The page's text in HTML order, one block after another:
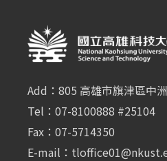
Add：805 高雄市旗津區中
Tel：07-8100888 #25104
Fax：07-5714350
E-mail：